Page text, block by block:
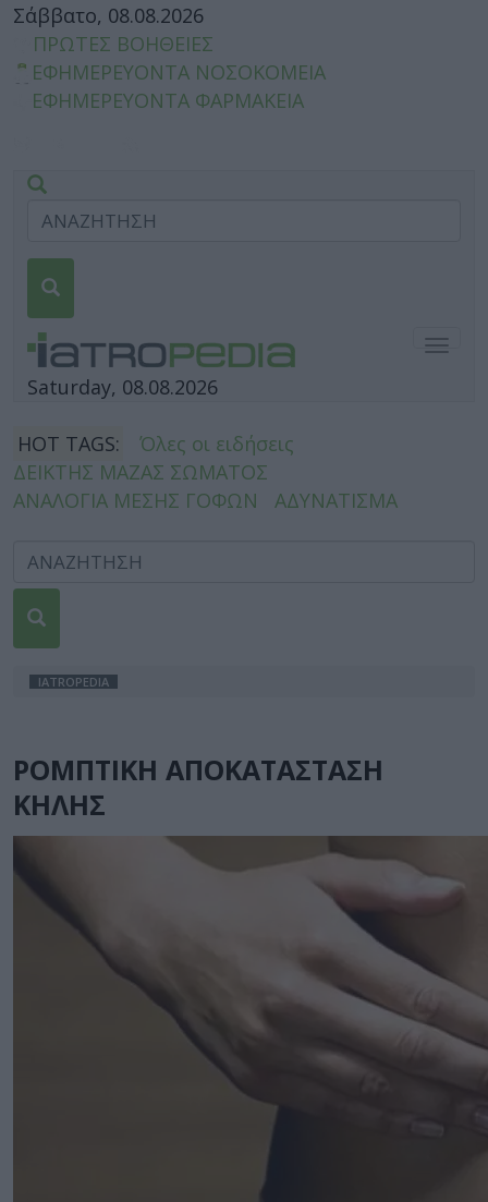
Σάββατο, 08.08.2026
ΠΡΩΤΕΣ ΒΟΗΘΕΙΕΣ
ΕΦΗΜΕΡΕΥΟΝΤΑ ΝΟΣΟΚΟΜΕΙΑ
ΕΦΗΜΕΡΕΥΟΝΤΑ ΦΑΡΜΑΚΕΙΑ
Saturday, 08.08.2026
HOT TAGS:
Όλες οι ειδήσεις
ΔΕΙΚΤΗΣ ΜΑΖΑΣ ΣΩΜΑΤΟΣ
ΑΝΑΛΟΓΙΑ ΜΕΣΗΣ ΓΟΦΩΝ
ΑΔΥΝΑΤΙΣΜΑ
IATROPEDIA
ΡΟΜΠΤΙΚΗ ΑΠΟΚΑΤΑΣΤΑΣΗ
ΚΗΛΗΣ